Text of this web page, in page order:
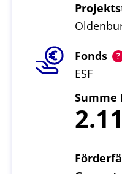
Fonds
ESF
Summe